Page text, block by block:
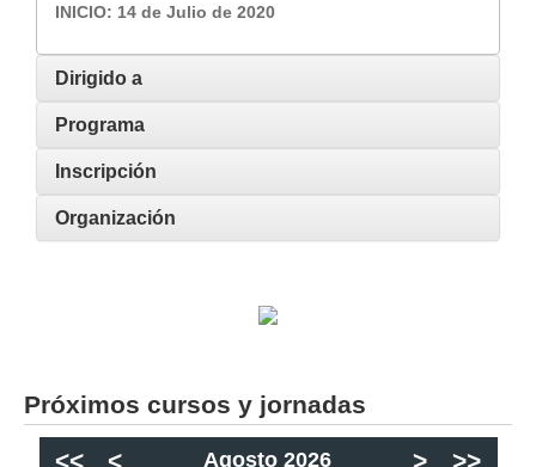
INICIO: 14 de Julio de 2020
Dirigido a
Programa
Inscripción
Organización
Próximos cursos y jornadas
<< < Agosto 2026 > >>